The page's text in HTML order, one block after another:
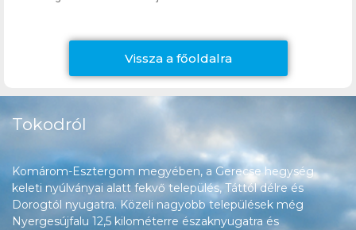
Vissza a főoldalra
Tokodról
Komárom-Esztergom megyében, a Gerecse hegység
keleti nyúlványai alatt fekvő település, Táttól délre és
Dorogtól nyugatra. Közeli nagyobb települések még
Nyergesújfalu 12,5 kilométerre északnyugatra és